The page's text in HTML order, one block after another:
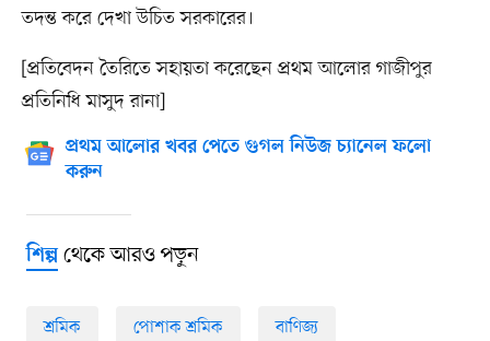
তদন্ত করে দেখা উচিত সরকারের।
[প্রতিবেদন তৈরিতে সহায়তা করেছেন প্রথম আলোর গাজীপুর
প্রতিনিধি মাসুদ রানা]
প্রথম আলোর খবর পেতে গুগল নিউজ চ্যানেল ফলো
করুন
শিল্পথেকে আরও পড়ুন
শ্রমিক পোশাক শ্রমিক বাণিজ্য